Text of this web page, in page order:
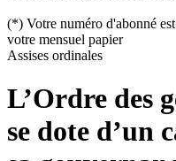
(*) Votre numéro d'abonné
votre mensuel papier
Assises ordinales
L’Ordre des
se dote d’un